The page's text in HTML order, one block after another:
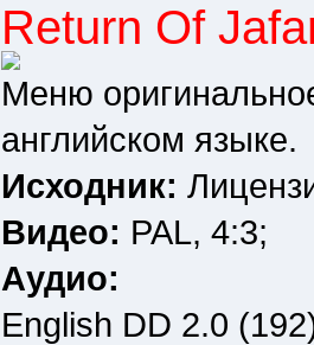
Return Of
Меню
английском языке.
Исходник:
Видео: PAL, 4:3;
Аудио:
English DD 2.0